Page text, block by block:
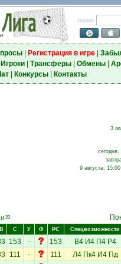
логин
| Регистрация в игре|
Игроки| Трансферы| Обмены|
| Конкурсы| Контакты
3
9 августа,
20
В С У Ф РС Спецвозможности
153 - 153 В4 И4 П4 Р4
111 - 111 Л4 Пк4 И4 Пд